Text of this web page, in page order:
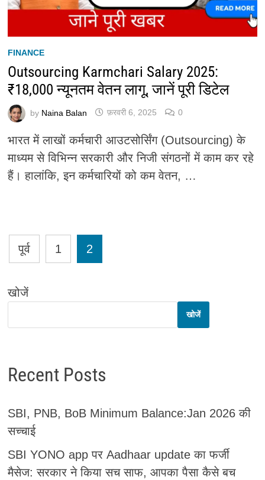
FINANCE
Outsourcing Karmchari Salary 2025:
₹18,000 न्यूनतम वेतन लागू, जानें पूरी डिटेल
by Naina Balan फ़रवरी 6, 2025 0
भारत में लाखों कर्मचारी आउटसोर्सिंग (Outsourcing) के
माध्यम से विभिन्न सरकारी और निजी संगठनों में काम कर रहे
हैं। हालांकि, इन कर्मचारियों को कम वेतन, …
Posts
pagination
पूर्व 1 2
खोजें
खोजें
Recent Posts
SBI, PNB, BoB Minimum Balance:Jan 2026 की
सच्चाई
SBI YONO app पर Aadhaar update का फर्जी
मैसेज: सरकार ने किया सच साफ, आपका पैसा कैसे बच